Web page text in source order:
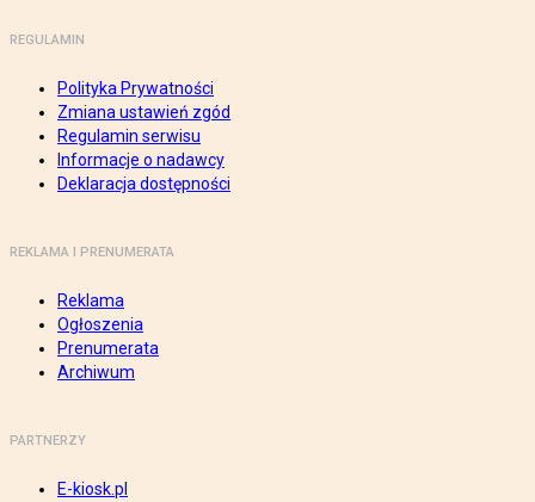
REGULAMIN
Polityka Prywatności
Zmiana ustawień zgód
Regulamin serwisu
Informacje o nadawcy
Deklaracja dostępności
REKLAMA I PRENUMERATA
Reklama
Ogłoszenia
Prenumerata
Archiwum
PARTNERZY
E-kiosk.pl